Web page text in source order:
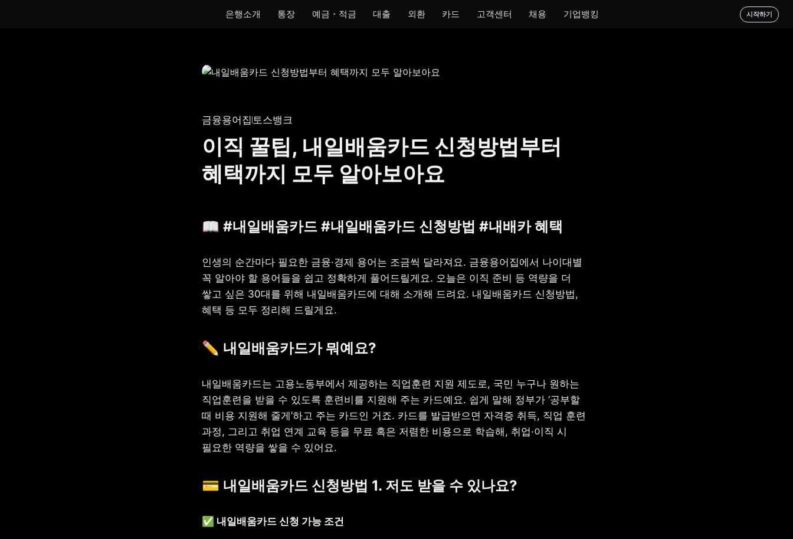
은행소개 통장 예금・적금 대출 외환 카드 고객센터 채용 기업뱅킹 시작하기
토스뱅크 통장
게임 저금통
생계비보호 통장
모임 통장아이 통장 개인사업자 통장
금융용어집 토스뱅크
이직 꿀팁, 내일배움카드 신청방법부터
혜택까지 모두 알아보아요
📖 #내일배움카드 #내일배움카드 신청방법 #내배카 혜택
인생의 순간마다 필요한 금융·경제 용어는 조금씩 달라져요. 금융용어집에서 나이대별
꼭 알아야 할 용어들을 쉽고 정확하게 풀어드릴게요. 오늘은 이직 준비 등 역량을 더
쌓고 싶은 30대를 위해 내일배움카드에 대해 소개해 드려요. 내일배움카드 신청방법,
혜택 등 모두 정리해 드릴게요.
✏️ 내일배움카드가 뭐예요?
내일배움카드는 고용노동부에서 제공하는 직업훈련 지원 제도로, 국민 누구나 원하는
직업훈련을 받을 수 있도록 훈련비를 지원해 주는 카드예요. 쉽게 말해 정부가 ‘공부할
때 비용 지원해 줄게’하고 주는 카드인 거죠. 카드를 발급받으면 자격증 취득, 직업 훈련
과정, 그리고 취업 연계 교육 등을 무료 혹은 저렴한 비용으로 학습해, 취업·이직 시
필요한 역량을 쌓을 수 있어요.
💳 내일배움카드 신청방법 1. 저도 받을 수 있나요?
✅ 내일배움카드 신청 가능 조건